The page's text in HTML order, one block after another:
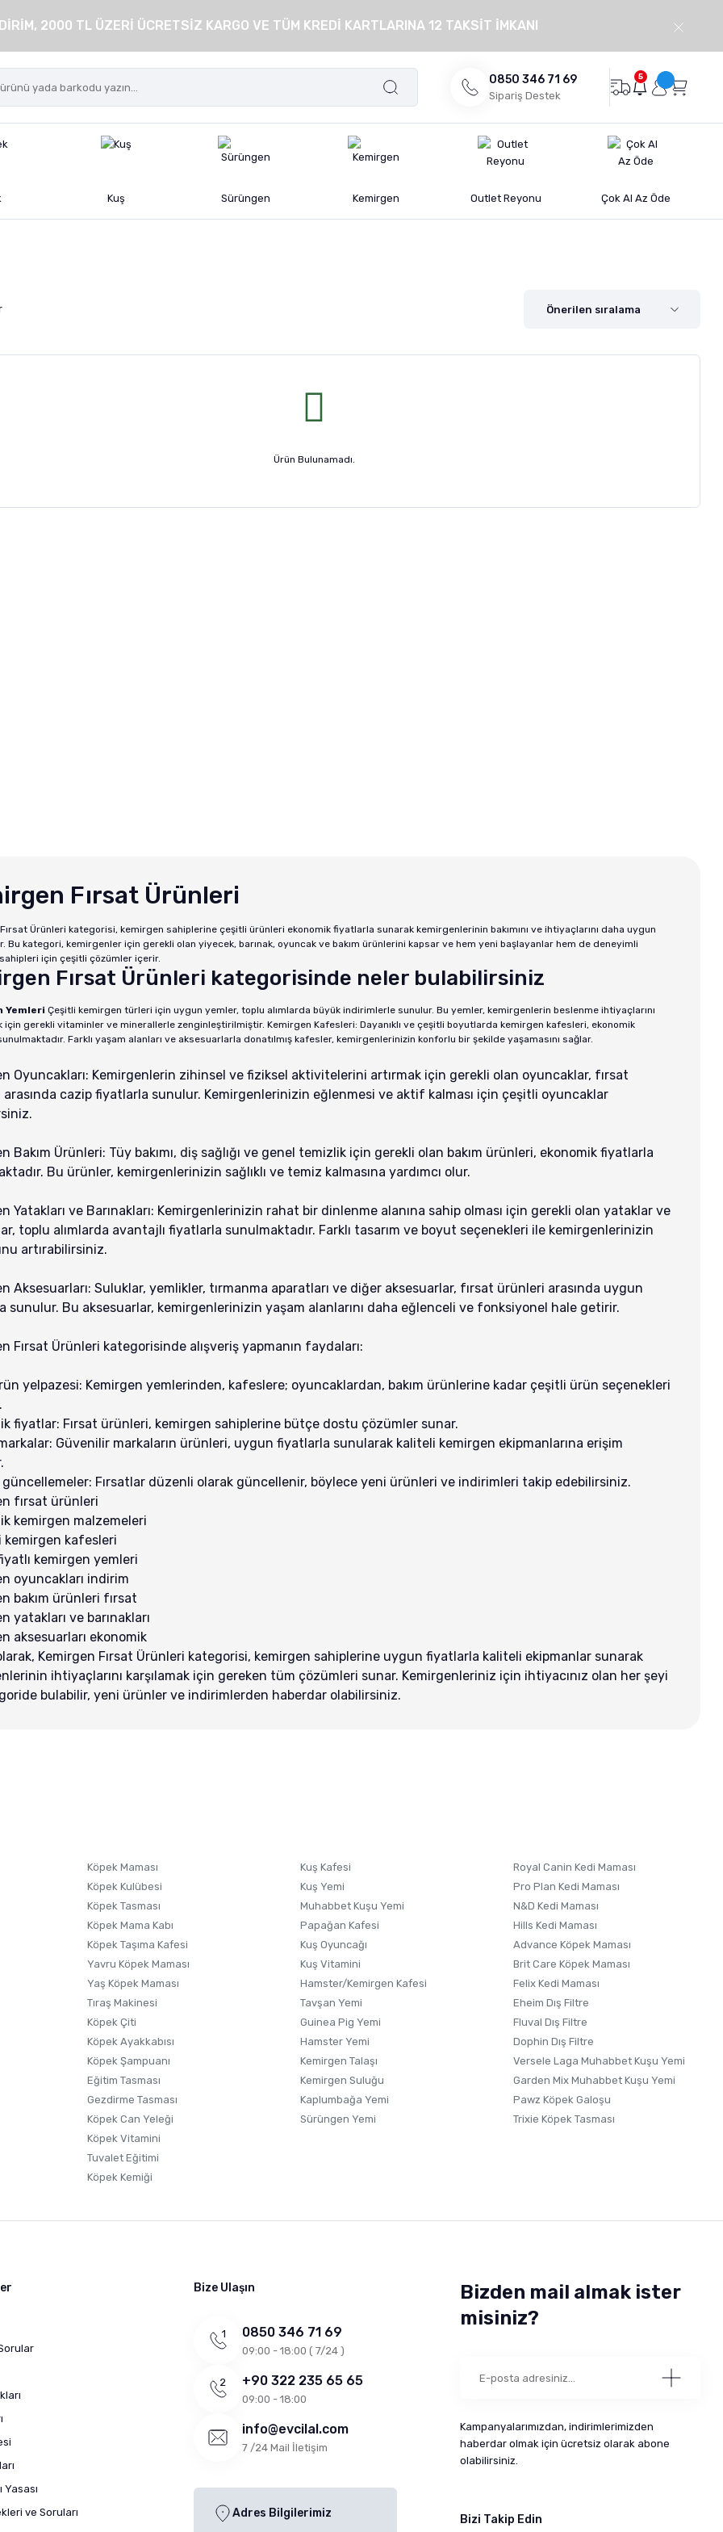
2000 TL ÜZERİ ÜCRETSİZ KARGO VE TÜM KREDİ KARTLARINA 12 TAKSİT İMKANI
0850 346 71 69
Sipariş Destek
5
Kuş Sürüngen Kemirgen Outlet Reyonu Çok Al Az Öde
Ürün Bulunamadı.
Fırsat Ürünleri
Ürünleri kategorisi, kemirgen sahiplerine çeşitli ürünleri ekonomik fiyatlarla sunarak kemirgenlerinin bakımını ve ihtiyaçlarını daha uygun
Bu kategori, kemirgenler için gerekli olan yiyecek, barınak, oyuncak ve bakım ürünlerini kapsar ve hem yeni başlayanlar hem de deneyimli
için çeşitli çözümler içerir.
Fırsat Ürünleri kategorisinde neler bulabilirsiniz
Yemleri Çeşitli kemirgen türleri için uygun yemler, toplu alımlarda büyük indirimlerle sunulur. Bu yemler, kemirgenlerin beslenme ihtiyaçlarını
için gerekli vitaminler ve minerallerle zenginleştirilmiştir. Kemirgen Kafesleri: Dayanıklı ve çeşitli boyutlarda kemirgen kafesleri, ekonomik
Farklı yaşam alanları ve aksesuarlarla donatılmış kafesler, kemirgenlerinizin konforlu bir şekilde yaşamasını sağlar.
Oyuncakları: Kemirgenlerin zihinsel ve fiziksel aktivitelerini artırmak için gerekli olan oyuncaklar, fırsat
cazip fiyatlarla sunulur. Kemirgenlerinizin eğlenmesi ve aktif kalması için çeşitli oyuncaklar
Bakım Ürünleri: Tüy bakımı, diş sağlığı ve genel temizlik için gerekli olan bakım ürünleri, ekonomik fiyatlarla
Bu ürünler, kemirgenlerinizin sağlıklı ve temiz kalmasına yardımcı olur.
Yatakları ve Barınakları: Kemirgenlerinizin rahat bir dinlenme alanına sahip olması için gerekli olan yataklar ve
toplu alımlarda avantajlı fiyatlarla sunulmaktadır. Farklı tasarım ve boyut seçenekleri ile kemirgenlerinizin
artırabilirsiniz.
Aksesuarları: Suluklar, yemlikler, tırmanma aparatları ve diğer aksesuarlar, fırsat ürünleri arasında uygun
sunulur. Bu aksesuarlar, kemirgenlerinizin yaşam alanlarını daha eğlenceli ve fonksiyonel hale getirir.
Fırsat Ürünleri kategorisinde alışveriş yapmanın faydaları:
yelpazesi: Kemirgen yemlerinden, kafeslere; oyuncaklardan, bakım ürünlerine kadar çeşitli ürün seçenekleri
fiyatlar: Fırsat ürünleri, kemirgen sahiplerine bütçe dostu çözümler sunar.
Güvenilir markaların ürünleri, uygun fiyatlarla sunularak kaliteli kemirgen ekipmanlarına erişim
Fırsatlar düzenli olarak güncellenir, böylece yeni ürünleri ve indirimleri takip edebilirsiniz.
fırsat ürünleri
kemirgen malzemeleri
kemirgen kafesleri
kemirgen yemleri
oyuncakları indirim
bakım ürünleri fırsat
yatakları ve barınakları
aksesuarları ekonomik
Kemirgen Fırsat Ürünleri kategorisi, kemirgen sahiplerine uygun fiyatlarla kaliteli ekipmanlar sunarak
ihtiyaçlarını karşılamak için gereken tüm çözümleri sunar. Kemirgenleriniz için ihtiyacınız olan her şeyi
bulabilir, yeni ürünler ve indirimlerden haberdar olabilirsiniz.
Köpek Maması
Köpek Kulübesi
Köpek Tasması
Köpek Mama Kabı
Köpek Taşıma Kafesi
Yavru Köpek Maması
Yaş Köpek Maması
Tıraş Makinesi
Köpek Çiti
Köpek Ayakkabısı
Köpek Şampuanı
Eğitim Tasması
Gezdirme Tasması
Köpek Can Yeleği
Köpek Vitamini
Tuvalet Eğitimi
Köpek Kemiği
Kuş Kafesi
Kuş Yemi
Muhabbet Kuşu Yemi
Papağan Kafesi
Kuş Oyuncağı
Kuş Vitamini
Hamster/Kemirgen Kafesi
Tavşan Yemi
Guinea Pig Yemi
Hamster Yemi
Kemirgen Talaşı
Kemirgen Suluğu
Kaplumbağa Yemi
Sürüngen Yemi
Royal Canin Kedi Maması
Pro Plan Kedi Maması
N&D Kedi Maması
Hills Kedi Maması
Advance Köpek Maması
Brit Care Köpek Maması
Felix Kedi Maması
Eheim Dış Filtre
Fluval Dış Filtre
Dophin Dış Filtre
Versele Laga Muhabbet Kuşu Yemi
Garden Mix Muhabbet Kuşu Yemi
Pawz Köpek Galoşu
Trixie Köpek Tasması
Yasası
ve Soruları
Bize Ulaşın
0850 346 71 69
09:00 - 18:00 ( 7/24 )
+90 322 235 65 65
09:00 - 18:00
info@evcilal.com
7 /24 Mail İletişim
Adres Bilgilerimiz
Bizden mail almak ister
misiniz?
Kampanyalarımızdan, indirimlerimizden
haberdar olmak için ücretsiz olarak abone
olabilirsiniz.
Bizi Takip Edin